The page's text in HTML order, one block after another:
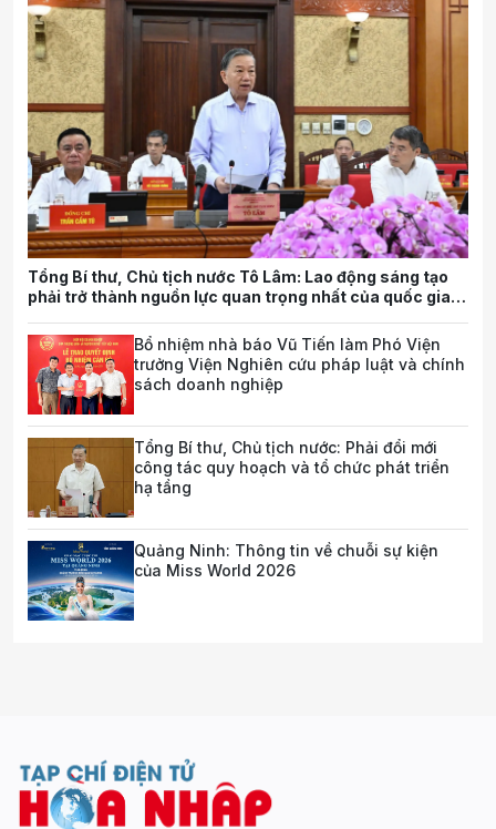
Tổng Bí thư, Chủ tịch nước Tô Lâm: Lao động sáng tạo
phải trở thành nguồn lực quan trọng nhất của quốc gia
Bổ nhiệm nhà báo Vũ Tiến làm Phó Viện
trưởng Viện Nghiên cứu pháp luật và chính
sách doanh nghiệp
Tổng Bí thư, Chủ tịch nước: Phải đổi mới
công tác quy hoạch và tổ chức phát triển
hạ tầng
Quảng Ninh: Thông tin về chuỗi sự kiện
của Miss World 2026